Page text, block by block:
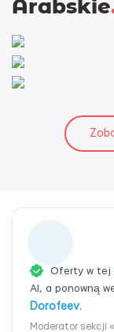
Arabskie
Oferty w tej
AI, a ponowną
Dorofeev.
Moderator sekcji